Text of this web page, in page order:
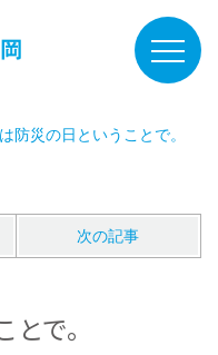
防災の日ということで。
次の記事
で。